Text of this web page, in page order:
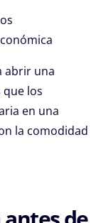
abrir una
los
en una
la comodidad